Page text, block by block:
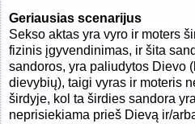
Geriausias scenarijus
Sekso aktas yra vyro ir moters
fizinis įgyvendinimas, ir šita
sandoros, yra paliudytos Dievo
dievybių), taigi vyras ir moteris
širdyje, kol ta širdies sandora
neprisiekiama prieš Dievą ir/